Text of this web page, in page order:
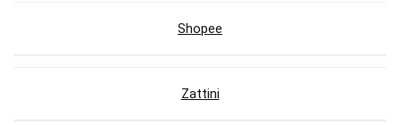
Shopee
Zattini